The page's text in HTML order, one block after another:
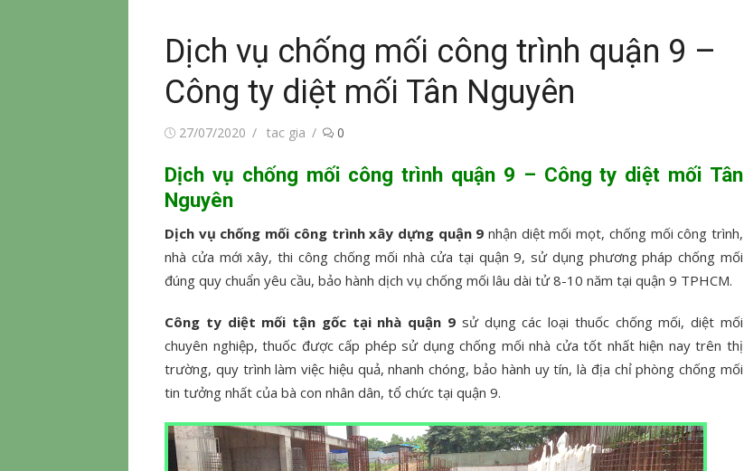
Dịch vụ chống mối công trình quận 9 –
Công ty diệt mối Tân Nguyên
Đăng27/07/2020
Tác
tac gia 0
Dịch vụ chống mối công trình quận 9 – Công ty diệt mối Tân
Nguyên
Dịch vụ chống mối công trình xây dựng quận 9nhận diệt mối mọt, chống mối công trình,
nhà cửa mới xây, thi công chống mối nhà cửa tại quận 9, sử dụng phương pháp chống mối
đúng quy chuẩn yêu cầu, bảo hành dịch vụ chống mối lâu dài tử 8-10 năm tại quận 9 TPHCM.
Công ty diệt mối tận gốc tại nhà quận 9 sử dụng các loại thuốc chống mối, diệt mối
chuyên nghiệp, thuốc được cấp phép sử dụng chống mối nhà cửa tốt nhất hiện nay trên thị
trường, quy trình làm việc hiệu quả, nhanh chóng, bảo hành uy tín, là địa chỉ phòng chống mối
tin tưởng nhất của bà con nhân dân, tổ chức tại quận 9.